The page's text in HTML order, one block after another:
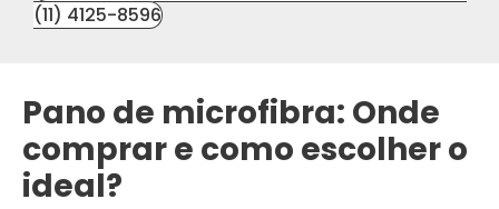
(11) 4125-8596
Pano de microfibra: Onde
comprar e como escolher o
ideal?